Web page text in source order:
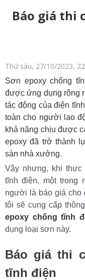
Báo giá thi
Thứ sáu, 27/10/2023,
Sơn epoxy chống
được ứng dụng rộng
tác động của điện
toàn cho người lao
khả năng chịu được
epoxy đã trở thành
sàn nhà xưởng.
Vậy nhưng, khi thực
tĩnh điện, một trong
người là báo giá cho
tôi sẽ cung cấp
epoxy chống tĩnh
dụng loại sơn này.
Báo giá thi
tĩnh điện